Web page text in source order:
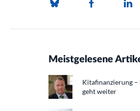
Meistgelesene
Kitafinanzierung –
geht weiter